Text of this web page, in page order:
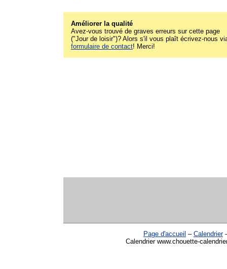
Améliorer la qualité
Avez-vous trouvé de graves erreurs sur cette page
("Jour de loisir")? Alors s'il vous plaît écrivez-nous
formulaire de contact! Merci!
Page d'accueil – Calendrier
Calendrier www.chouette-